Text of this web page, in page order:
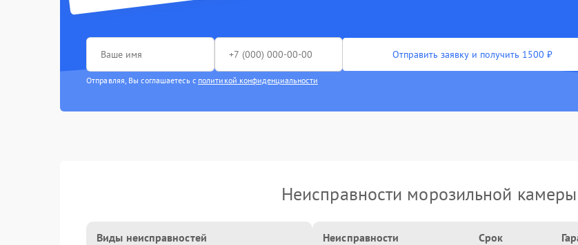
Отправить заявку и получить 1500 ₽
Отправляя, Вы соглашаетесь с политикой конфиденциальности
Неисправности морозильной
Виды неисправностей Неисправности Срок